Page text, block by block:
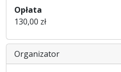
Opłata
130,00 zł
Organizator